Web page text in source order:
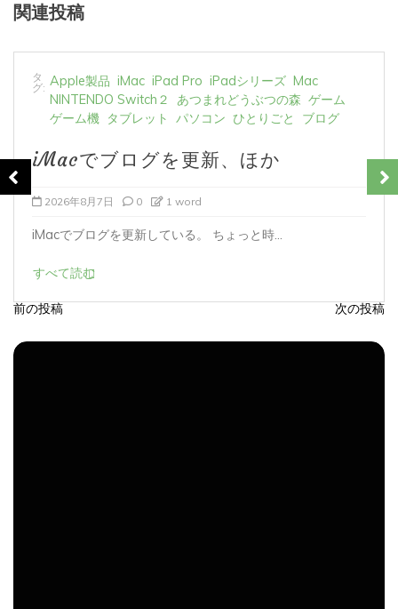
関連投稿
タ
グ: Apple製品 iMac iPad Pro iPadシリーズ Mac
NINTENDO Switch２
あつまれどうぶつの森 ゲーム
ゲーム機 タブレット パソコン ひとりごと ブログ
iMacでブログを更新、ほか
2026年8月7日 0 1 word
iMacでブログを更新している。 ちょっと時...
すべて読む
投
稿
前の投稿 次の投稿